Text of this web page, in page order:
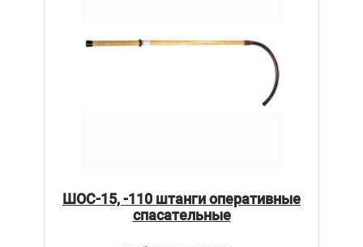
ШОС-15, -110 штанги оперативные
спасательные